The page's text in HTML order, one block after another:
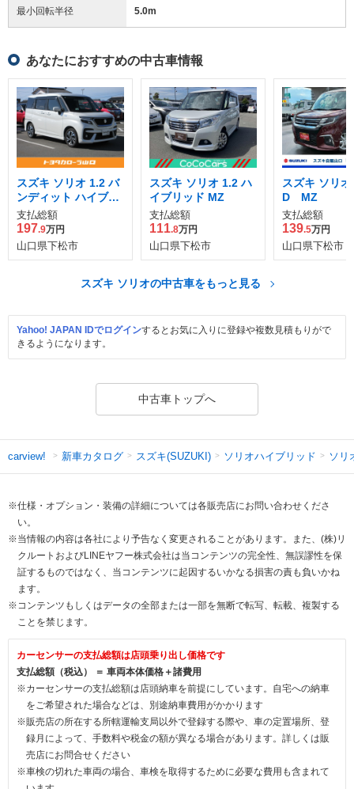
最小回転半径 5.0m
あなたにおすすめの中古車情報
スズキ ソリオ 1.2 バ
ンディット ハイブリ
ッド MV
支払総額
197.9万円
山口県下松市
スズキ ソリオ 1.2 ハ
イブリッド MZ
支払総額
111.8万円
山口県下松市
スズキ ソリ
D MZ
支払総額
139.5万円
山口県下松市
スズキ ソリオの中古車をもっと見る
Yahoo! JAPAN IDでログインするとお気に入りに登録や複数見積もりがで
きるようになります。
中古車トップへ
carview! 新車カタログ スズキ(SUZUKI) ソリオハイブリッド ソリ
※仕様・オプション・装備の詳細については各販売店にお問い合わせくださ
い。
※当情報の内容は各社により予告なく変更されることがあります。また、(株)リ
クルートおよびLINEヤフー株式会社は当コンテンツの完全性、無誤謬性を保
証するものではなく、当コンテンツに起因するいかなる損害の責も負いかね
ます。
※コンテンツもしくはデータの全部または一部を無断で転写、転載、複製する
ことを禁じます。
カーセンサーの支払総額は店頭乗り出し価格です
支払総額（税込） ＝ 車両本体価格＋諸費用
※カーセンサーの支払総額は店頭納車を前提にしています。自宅への納車
をご希望された場合などは、別途納車費用がかかります
※販売店の所在する所轄運輸支局以外で登録する際や、車の定置場所、登
録月によって、手数料や税金の額が異なる場合があります。詳しくは販
売店にお問合せください
※車検の切れた車両の場合、車検を取得するために必要な費用も含まれて